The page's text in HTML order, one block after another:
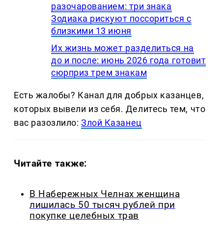
разочарованием: три знака
Зодиака рискуют поссориться с
близкими 13 июня
Их жизнь может разделиться на
до и после: июнь 2026 года готовит
сюрприз трем знакам
Есть жалобы? Канал для добрых казанцев,
которых вывели из себя. Делитеcь тем, что
вас разозлило:Злой Казанец
Читайте также:
В Набережных Челнах женщина
лишилась 50 тысяч рублей при
покупке целебных трав